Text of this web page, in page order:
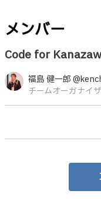
メンバー
Code for
福島 健一郎
チームオーガナイ